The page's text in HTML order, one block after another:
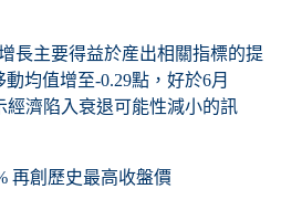
主要得益於産出相關指標的提
均值增至-0.29點，好於6月
經濟陷入衰退可能性減小的訊
創歷史最高收盤價